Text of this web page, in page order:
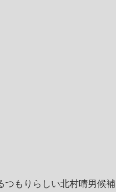
つもりらしい北村晴男候補